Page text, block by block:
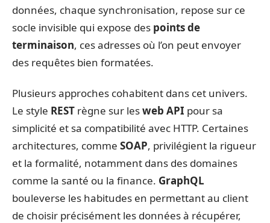
données, chaque synchronisation, repose sur ce
socle invisible qui expose des points de
terminaison, ces adresses où l’on peut envoyer
des requêtes bien formatées.
Plusieurs approches cohabitent dans cet univers.
Le style REST règne sur lesweb API pour sa
simplicité et sa compatibilité avec HTTP. Certaines
architectures, comme SOAP, privilégient la rigueur
et la formalité, notamment dans des domaines
comme la santé ou la finance. GraphQL
bouleverse les habitudes en permettant au client
de choisir précisément les données à récupérer,